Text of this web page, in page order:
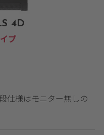
4D
プ
仕様はモニター無しの